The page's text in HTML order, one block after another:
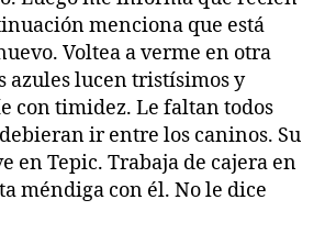
menciona que está
Voltea a verme en otra
azules lucen tristísimos y
con timidez. Le faltan todos
ir entre los caninos. Su
en Tepic. Trabaja de cajera en
méndiga con él. No le dice